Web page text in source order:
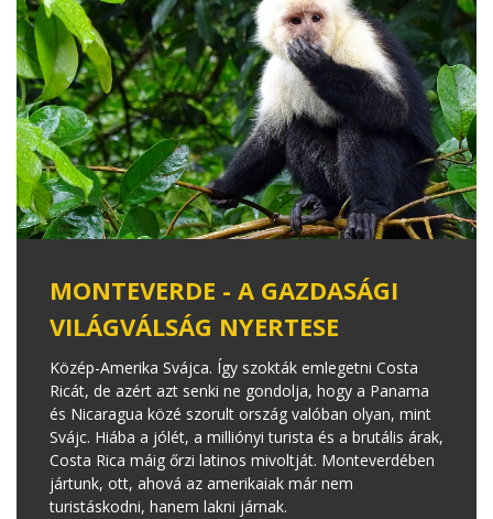
MONTEVERDE - A GAZDASÁGI
VILÁGVÁLSÁG NYERTESE
Közép-Amerika Svájca. Így szokták emlegetni Costa
Ricát, de azért azt senki ne gondolja, hogy a Panama
és Nicaragua közé szorult ország valóban olyan, mint
Svájc. Hiába a jólét, a milliónyi turista és a brutális árak,
Costa Rica máig őrzi latinos mivoltját. Monteverdében
jártunk, ott, ahová az amerikaiak már nem
turistáskodni, hanem lakni járnak.